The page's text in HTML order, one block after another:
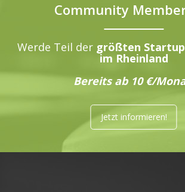
Community
Werde Teil der größten
im Rheinland
Bereits ab 10 €/
Jetzt informieren!